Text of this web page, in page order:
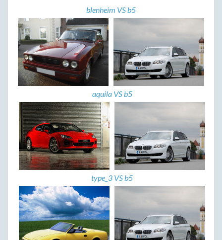
blenheim VS b5
aquila VS b5
type_3 VS b5